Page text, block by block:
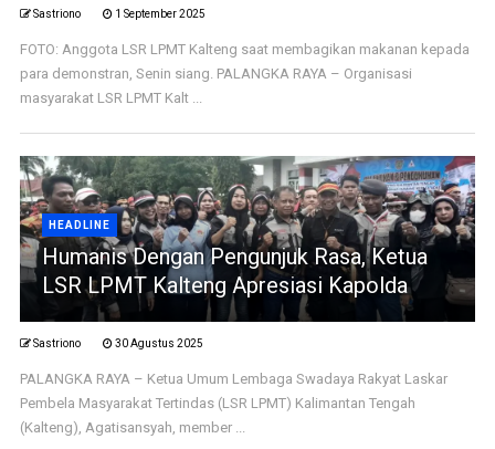
Sastriono 1 September 2025
FOTO: Anggota LSR LPMT Kalteng saat membagikan makanan kepada
para demonstran, Senin siang. PALANGKA RAYA – Organisasi
masyarakat LSR LPMT Kalt ...
HEADLINE
Humanis Dengan Pengunjuk Rasa, Ketua
LSR LPMT Kalteng Apresiasi Kapolda
Sastriono 30 Agustus 2025
PALANGKA RAYA – Ketua Umum Lembaga Swadaya Rakyat Laskar
Pembela Masyarakat Tertindas (LSR LPMT) Kalimantan Tengah
(Kalteng), Agatisansyah, member ...